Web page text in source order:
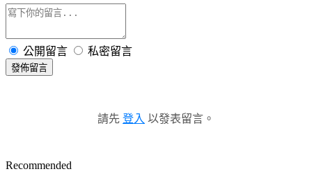
公開留言 私密留言
發佈留言
請先 登入 以發表留言。
Recommended